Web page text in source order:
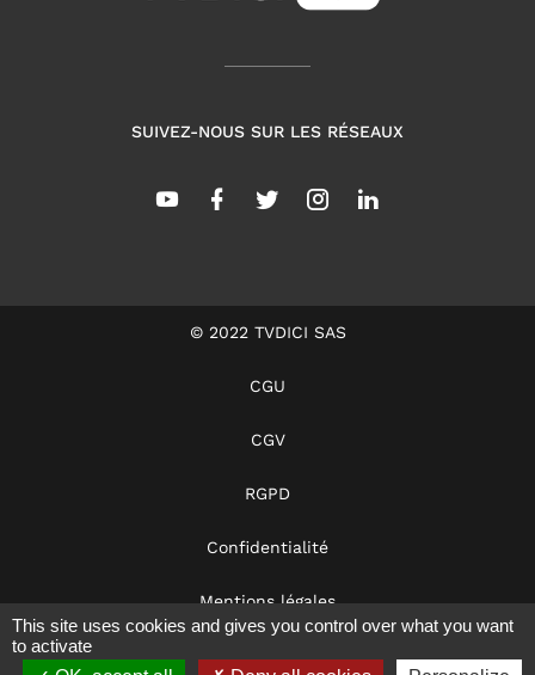
SUIVEZ-NOUS SUR LES RÉSEAUX
© 2022 TVDICI SAS
CGU
CGV
RGPD
Confidentialité
Mentions légales
This site uses cookies and gives you control over what you want
to activate